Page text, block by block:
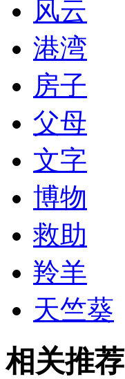
风云
港湾
房子
父母
文字
博物
救助
羚羊
天竺葵
相关推荐